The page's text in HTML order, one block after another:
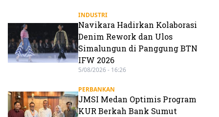
INDUSTRI
Navikara Hadirkan Kolaborasi
Denim Rework dan Ulos
Simalungun di Panggung BTN
IFW 2026
5/08/2026 - 16:26
PERBANKAN
JMSI Medan Optimis Program
KUR Berkah Bank Sumut